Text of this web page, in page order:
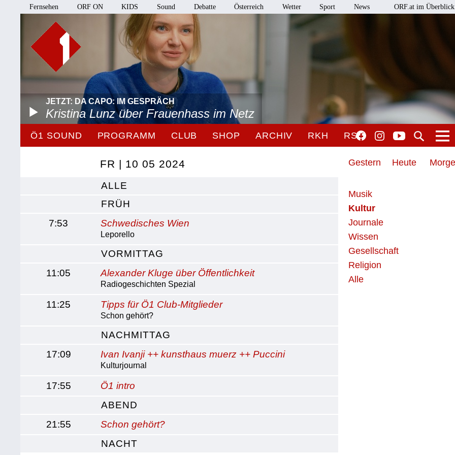
Fernsehen ORF ON KIDS Sound Debatte Österreich Wetter Sport News ORF.at im Überblick
JETZT: DA CAPO: IM GESPRÄCH
Kristina Lunz über Frauenhass im Netz
Ö1 SOUND PROGRAMM CLUB SHOP ARCHIV RKH RSO
Gestern Heute
Musik
Kultur
Journale
Wissen
Gesellschaft
Religion
Alle
FR | 10 05 2024
ALLE
FRÜH
7:53
Schwedisches Wien
Leporello
VORMITTAG
11:05
Alexander Kluge über Öffentlichkeit
Radiogeschichten Spezial
11:25 Tipps für Ö1 Club-Mitglieder
Schon gehört?
NACHMITTAG
17:09
Ivan Ivanji ++ kunsthaus muerz ++ Puccini
Kulturjournal
17:55
Ö1 intro
ABEND
21:55
Schon gehört?
NACHT